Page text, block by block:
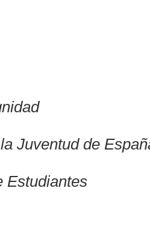
Juventud de
Estudiantes